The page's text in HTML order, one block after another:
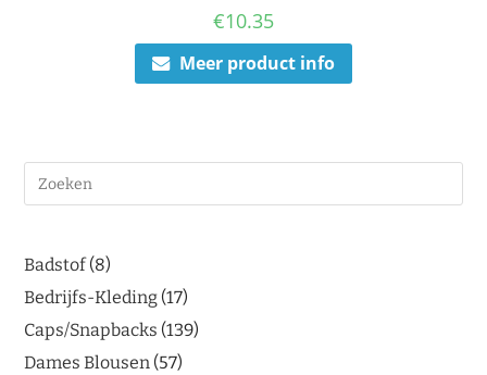
€10.35
Meer product info
Badstof 8
Bedrijfs-Kleding 17
Caps/Snapbacks 139
Dames Blousen 57